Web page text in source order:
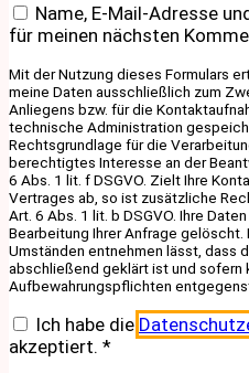
Name, E-Mail-Adresse
für meinen nächsten
Mit der Nutzung dieses Formulars
meine Daten ausschließlich zum
Anliegens bzw. für die
technische Administration
Rechtsgrundlage für die
berechtigtes Interesse an der
6 Abs. 1 lit. f DSGVO. Zielt Ihre
Vertrages ab, so ist zusätzliche
Art. 6 Abs. 1 lit. b DSGVO. Ihre
Bearbeitung Ihrer Anfrage gelöscht.
Umständen entnehmen lässt, dass
abschließend geklärt ist und sofern
Aufbewahrungspflichten
Ich habe die
akzeptiert. *